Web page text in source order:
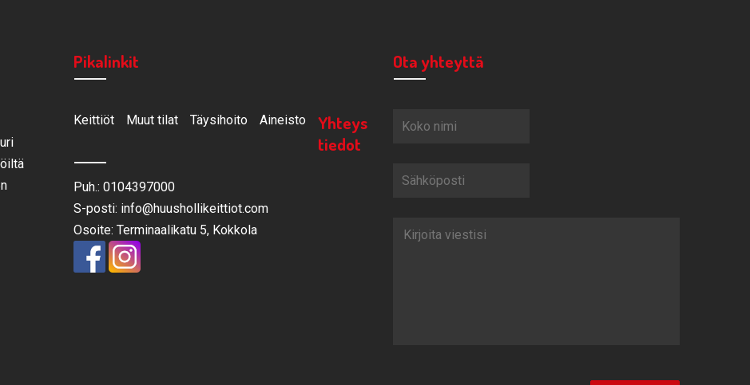
Pikalinkit
Keittiöt Muut tilat Täysihoito Aineisto
Yhteys
tiedot
Puh.: 0104397000
S-posti: info@huushollikeittiot.com
Osoite: Terminaalikatu 5, Kokkola
Ota yhteyttä